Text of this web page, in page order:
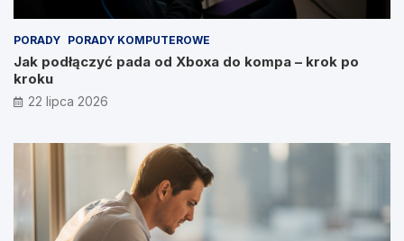
PORADY PORADY KOMPUTEROWE
Jak podłączyć pada od Xboxa do kompa – krok po
kroku
22 lipca 2026